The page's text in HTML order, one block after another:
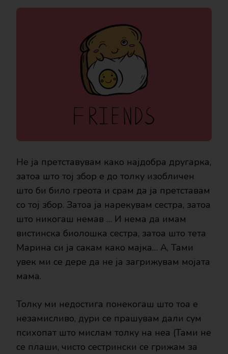
Не ја претставувам како најдобра другарка,
затоа што тој збор е до толку изобличен
што би било греота и срам да ја претставам
со тој збор. Затоа ја нарекувам сестра, затоа
што никогаш немав … И нема да имам
вистинска биолошка сестра, затоа што тета
Марина си ја сакам како мајка… А, Тами
увек ми се дере да не ја загрижувам мојата
мама.
Толку ми недостига понекогаш што тоа е
незамисливо, дури се прашувам дали сум
психопат што мислам толку на неа (Тами не
се плаши, чисто сестрински се грижам за